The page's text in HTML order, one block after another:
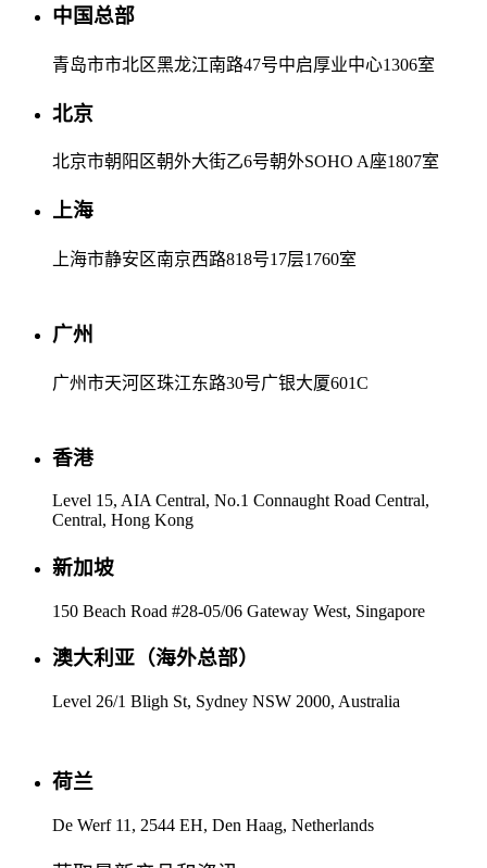
中国总部
青岛市市北区黑龙江南路47号中启厚业中心1306室
北京
北京市朝阳区朝外大街乙6号朝外SOHO A座1807室
上海
上海市静安区南京西路818号17层1760室
广州
广州市天河区珠江东路30号广银大厦601C
香港
Level 15, AIA Central, No.1 Connaught Road Central,
Central, Hong Kong
新加坡
150 Beach Road #28-05/06 Gateway West, Singapore
澳大利亚（海外总部）
Level 26/1 Bligh St, Sydney NSW 2000, Australia
荷兰
De Werf 11, 2544 EH, Den Haag, Netherlands